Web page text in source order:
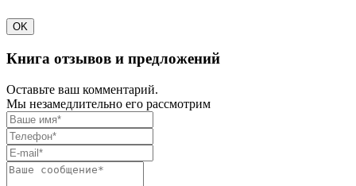
OK
Книга отзывов и предложений
Оставьте ваш комментарий.
Мы незамедлительно его рассмотрим